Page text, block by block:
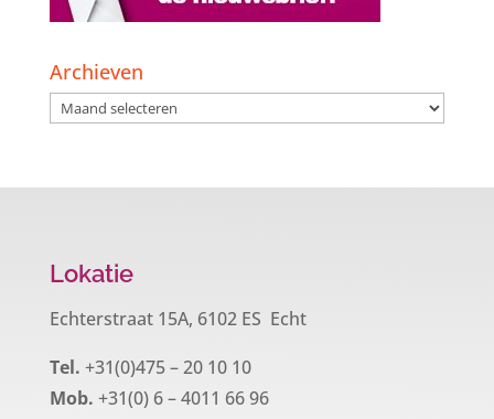
Archieven
Archieven
Lokatie
Echterstraat 15A, 6102 ES Echt
Tel. +31(0)475 – 20 10 10
Mob. +31(0) 6 – 4011 66 96